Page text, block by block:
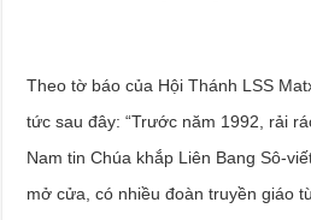
Theo tờ báo của Hội Thánh LSS
tức sau đây: “Trước năm 1992, rải
Nam tin Chúa khắp Liên Bang Sô-
mở cửa, có nhiều đoàn truyền giáo